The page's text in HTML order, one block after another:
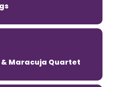
Maracuja Quartet